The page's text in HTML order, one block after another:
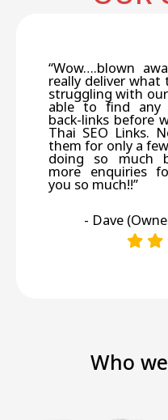
“Wow….blown
really deliver what
struggling with
able to find any
back-links before
Thai SEO Links.
them for only a
doing so much
more enquiries
you so much!!”
- Dave
Who